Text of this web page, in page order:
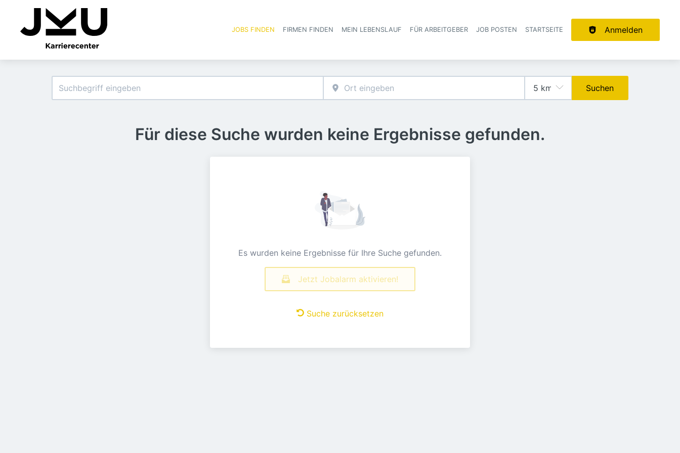
Haupt-Navigation
JOBS FINDEN FIRMEN FINDEN MEIN LEBENSLAUF FÜR ARBEITGEBER JOB POSTEN STARTSEITE Anmelden
Suchen
Für diese Suche wurden keine Ergebnisse gefunden.
Es wurden keine Ergebnisse für Ihre Suche gefunden.
Jetzt Jobalarm aktivieren!
Suche zurücksetzen